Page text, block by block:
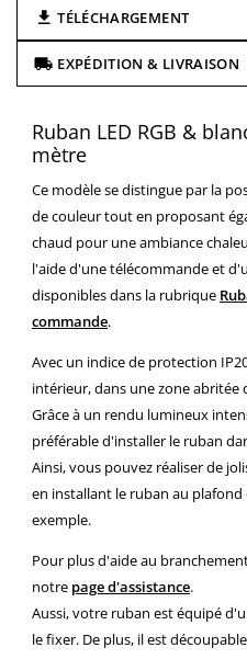
TÉLÉCHARGEMENT
EXPÉDITION & LIVRAISON
Ruban LED RGB &
mètre
Ce modèle se distingue par la
de couleur tout en proposant
chaud pour une ambiance
l'aide d'une télécommande et
disponibles dans la rubrique
commande.
Avec un indice de protection
intérieur, dans une zone
Grâce à un rendu lumineux
préférable d'installer le ruban
Ainsi, vous pouvez réaliser de
en installant le ruban au
exemple.
Pour plus d'aide au
notre page d'assistance.
Aussi, votre ruban est équipé
le fixer. De plus, il est